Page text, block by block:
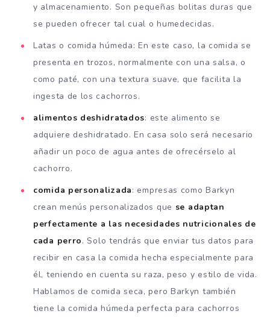
y almacenamiento. Son pequeñas bolitas duras que
se pueden ofrecer tal cual o humedecidas.
Latas o comida húmeda: En este caso, la comida se
presenta en trozos, normalmente con una salsa, o
como paté, con una textura suave, que facilita la
ingesta de los cachorros.
alimentos deshidratados: este alimento se
adquiere deshidratado. En casa solo será necesario
añadir un poco de agua antes de ofrecérselo al
cachorro.
comida personalizada: empresas como Barkyn
crean menús personalizados que se adaptan
perfectamente a las necesidades nutricionales de
cada perro. Solo tendrás que enviar tus datos para
recibir en casa la comida hecha especialmente para
él, teniendo en cuenta su raza, peso y estilo de vida.
Hablamos de comida seca, pero Barkyn también
tiene la comida húmeda perfecta para cachorros